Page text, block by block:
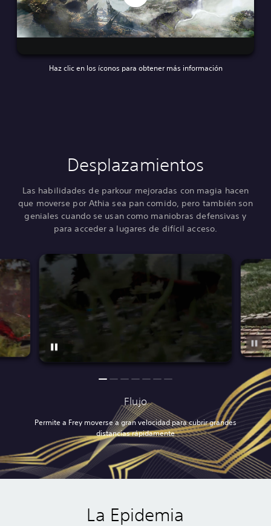
Haz clic en los íconos para obtener más información
Desplazamientos
Las habilidades de parkour mejoradas con magia hacen
que moverse por Athia sea pan comido, pero también son
geniales cuando se usan como maniobras defensivas y
para acceder a lugares de difícil acceso.
Flujo
Permite a Frey moverse a gran velocidad para cubrir grandes
distancias rápidamente
La Epidemia